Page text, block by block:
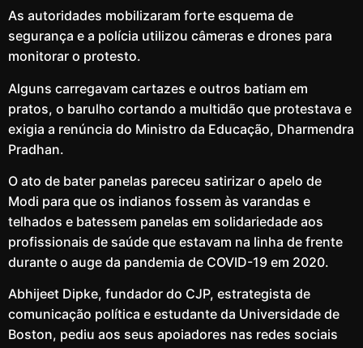
As autoridades mobilizaram forte esquema de
segurança e a polícia utilizou câmeras e drones para
monitorar o protesto.
Alguns carregavam cartazes e outros batiam em
pratos, o barulho cortando a multidão que protestava e
exigia a renúncia do Ministro da Educação, Dharmendra
Pradhan.
O ato de bater panelas pareceu satirizar o apelo de
Modi para que os indianos fossem às varandas e
telhados e batessem panelas em solidariedade aos
profissionais de saúde que estavam na linha de frente
durante o auge da pandemia de COVID-19 em 2020.
Abhijeet Dipke, fundador do CJP, estrategista de
comunicação política e estudante da Universidade de
Boston, pediu aos seus apoiadores nas redes sociais